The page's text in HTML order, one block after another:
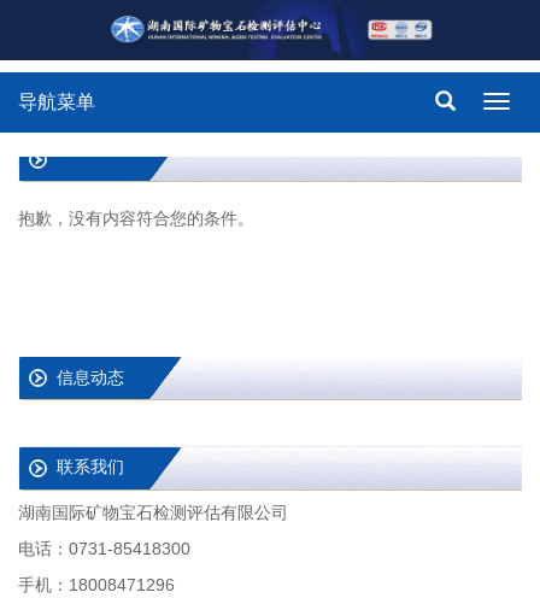
导航菜单
抱歉，没有内容符合您的条件。
信息动态
联系我们
湖南国际矿物宝石检测评估有限公司
电话：0731-85418300
手机：18008471296